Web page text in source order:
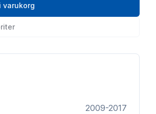
varukorg
2009-2017